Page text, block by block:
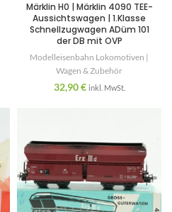
Märklin H0 | Märklin 4090 TEE-
Aussichtswagen | 1.Klasse
Schnellzugwagen ADüm 101
der DB mit OVP
Modelleisenbahn Lokomotiven |
Wagen & Zubehör
32,90€ inkl. MwSt.